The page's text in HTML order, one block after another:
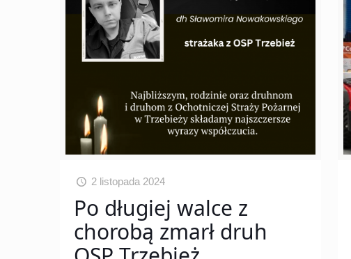
2 listopada 2024
Po długiej walce z
chorobą zmarł druh